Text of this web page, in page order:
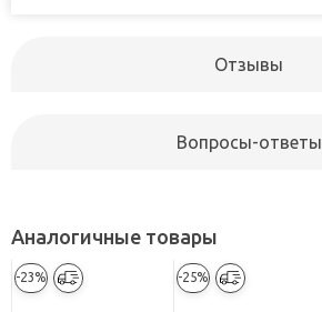
Отзывы
Вопросы-ответы
Аналогичные товары
-23% -25%